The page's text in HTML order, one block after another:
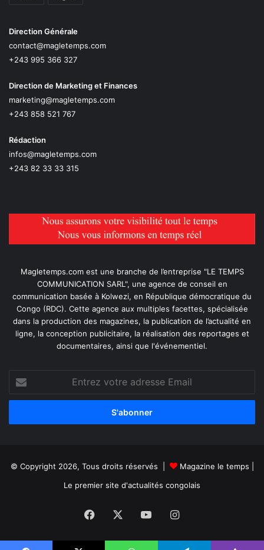
Direction Générale
contact@magletemps.com
+243 995 366 327
Direction de Marketing et Finances
marketing@magletemps.com
+243 858 521 767
Rédaction
infos@magletemps.com
+243 82 33 33 315
Magletemps.com est une branche de l’entreprise "LE TEMPS
COMMUNICATION SARL", une agence de conseil en
communication basée à Kolwezi, en République démocratique du
Congo (RDC). Cette agence aux multiples facettes, spécialisée
dans la production des magazines, la publication de l’actualité en
ligne, la conception publicitaire, la réalisation des reportages et
documentaires, ainsi que l'événementiel.
votre
adresse
© Copyright 2026, Tous droits réservés | Magazine le temps
Le premier site d'actualités congolais
Facebook YouTubeInstagram